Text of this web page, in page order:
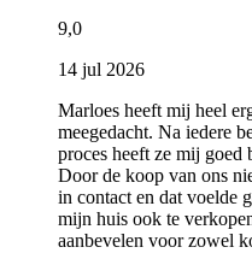
9,0
14 jul 2026
Marloes heeft mij heel
meegedacht. Na iedere
proces heeft ze mij goed
Door de koop van ons
in contact en dat voelde
mijn huis ook te
aanbevelen voor zowel